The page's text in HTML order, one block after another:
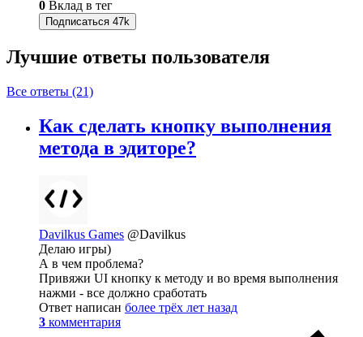
0 Вклад в тег
Подписаться 47k
Лучшие ответы пользователя
Все ответы (21)
Как сделать кнопку выполнения
метода в эдиторе?
Davilkus Games @Davilkus
Делаю игры)
А в чем проблема?
Привяжи UI кнопку к методу и во время выполнения
нажми - все должно сработать
Ответ написан более трёх лет назад
3 комментария